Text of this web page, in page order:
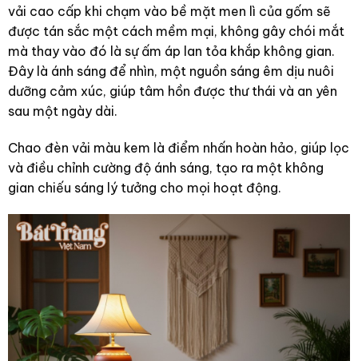
vải cao cấp khi chạm vào bề mặt men lì của gốm sẽ
được tán sắc một cách mềm mại, không gây chói mắt
mà thay vào đó là sự ấm áp lan tỏa khắp không gian.
Đây là ánh sáng để nhìn, một nguồn sáng êm dịu nuôi
dưỡng cảm xúc, giúp tâm hồn được thư thái và an yên
sau một ngày dài.
Chao đèn vải màu kem là điểm nhấn hoàn hảo, giúp lọc
và điều chỉnh cường độ ánh sáng, tạo ra một không
gian chiếu sáng lý tưởng cho mọi hoạt động.